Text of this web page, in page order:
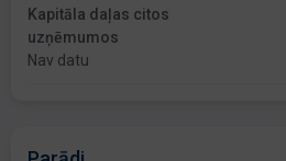
Kapitāla daļas citos
uzņēmumos
Nav datu